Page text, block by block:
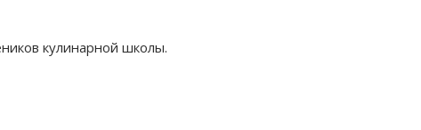
кулинарной школы.